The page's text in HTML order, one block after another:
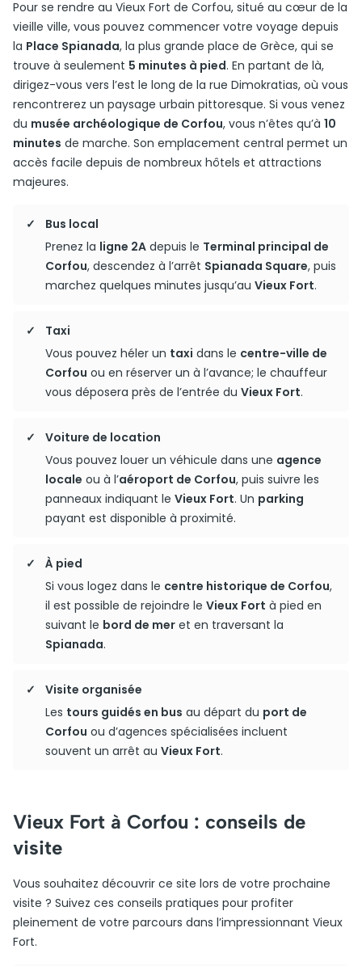
Pour se rendre au Vieux Fort de Corfou, situé au cœur de la
vieille ville, vous pouvez commencer votre voyage depuis
la Place Spianada, la plus grande place de Grèce, qui se
trouve à seulement 5 minutes à pied. En partant de là,
dirigez-vous vers l’est le long de la rue Dimokratias, où vous
rencontrerez un paysage urbain pittoresque. Si vous venez
du musée archéologique de Corfou, vous n’êtes qu’à 10
minutes de marche. Son emplacement central permet un
accès facile depuis de nombreux hôtels et attractions
majeures.
Bus local
Prenez la ligne 2A depuis le Terminal principal de
Corfou, descendez à l’arrêt Spianada Square, puis
marchez quelques minutes jusqu’au Vieux Fort.
Taxi
Vous pouvez héler un taxi dans le centre-ville de
Corfou ou en réserver un à l’avance; le chauffeur
vous déposera près de l’entrée du Vieux Fort.
Voiture de location
Vous pouvez louer un véhicule dans une agence
locale ou à l’aéroport de Corfou, puis suivre les
panneaux indiquant le Vieux Fort. Un parking
payant est disponible à proximité.
À pied
Si vous logez dans le centre historique de Corfou,
il est possible de rejoindre le Vieux Fort à pied en
suivant le bord de mer et en traversant la
Spianada.
Visite organisée
Les tours guidés en bus au départ du port de
Corfou ou d’agences spécialisées incluent
souvent un arrêt au Vieux Fort.
Vieux Fort à Corfou : conseils de
visite
Vous souhaitez découvrir ce site lors de votre prochaine
visite ? Suivez ces conseils pratiques pour profiter
pleinement de votre parcours dans l’impressionnant Vieux
Fort.